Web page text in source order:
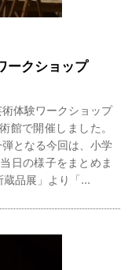
ークショップ
体験ワークショップ
館で開催しました。
となる今回は、小学
日の様子をまとめま
品展」より「...